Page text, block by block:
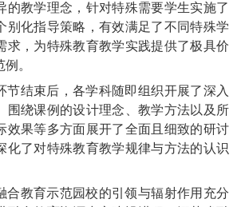
的教学理念，针对特殊需要学生实施了
别化指导策略，有效满足了不同特殊学
求，为特殊教育教学实践提供了极具价
。
节结束后，各学科随即组织开展了深入
围绕课例的设计理念、教学方法以及所
效果等多方面展开了全面且细致的研讨
化了对特殊教育教学规律与方法的认识
合教育示范园校的引领与辐射作用充分